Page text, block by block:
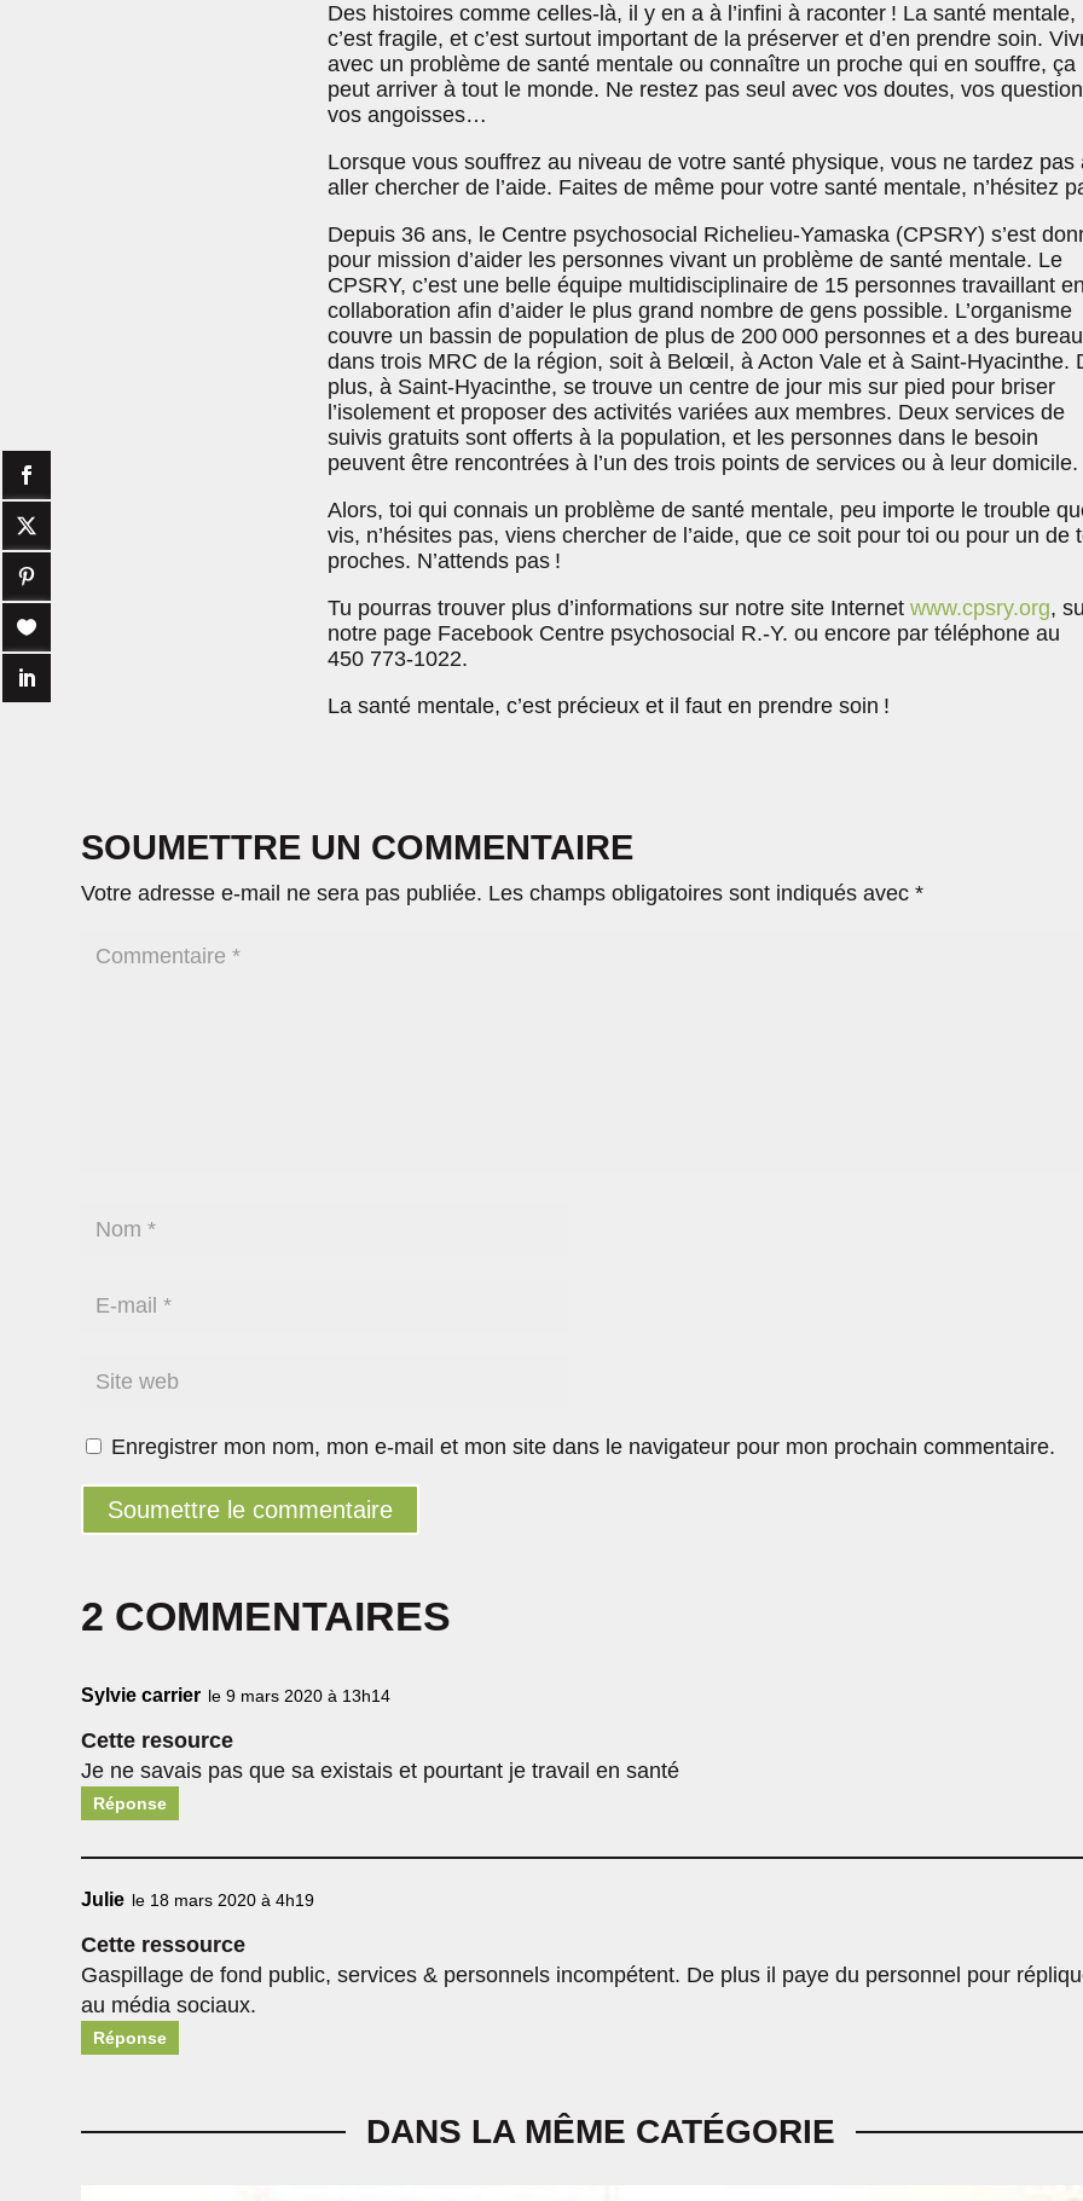
Des histoires comme celles-là, il y en a à l’infini à raconter ! La santé mentale,
c’est fragile, et c’est surtout important de la préserver et d’en prendre soin.
avec un problème de santé mentale ou connaître un proche qui en souffre, ça
peut arriver à tout le monde. Ne restez pas seul avec vos doutes, vos
vos angoisses…
Lorsque vous souffrez au niveau de votre santé physique, vous ne tardez pas
aller chercher de l’aide. Faites de même pour votre santé mentale, n’hésitez
Depuis 36 ans, le Centre psychosocial Richelieu-Yamaska (CPSRY) s’est
pour mission d’aider les personnes vivant un problème de santé mentale. Le
CPSRY, c’est une belle équipe multidisciplinaire de 15 personnes travaillant
collaboration afin d’aider le plus grand nombre de gens possible. L’organisme
couvre un bassin de population de plus de 200 000 personnes et a des
dans trois MRC de la région, soit à Belœil, à Acton Vale et à Saint-Hyacinthe.
plus, à Saint-Hyacinthe, se trouve un centre de jour mis sur pied pour briser
l’isolement et proposer des activités variées aux membres. Deux services de
suivis gratuits sont offerts à la population, et les personnes dans le besoin
peuvent être rencontrées à l’un des trois points de services ou à leur domicile.
Alors, toi qui connais un problème de santé mentale, peu importe le trouble
vis, n’hésites pas, viens chercher de l’aide, que ce soit pour toi ou pour un de
proches. N’attends pas !
Tu pourras trouver plus d’informations sur notre site Internet www.cpsry.org,
notre page Facebook Centre psychosocial R.-Y. ou encore par téléphone au
450 773-1022.
La santé mentale, c’est précieux et il faut en prendre soin !
2 COMMENTAIRES
Sylvie carrier le 9 mars 2020 à 13h14
Cette resource
Je ne savais pas que sa existais et pourtant je travail en santé
Réponse
Julie le 18 mars 2020 à 4h19
Cette ressource
Gaspillage de fond public, services & personnels incompétent. De plus il paye du personnel pour
au média sociaux.
Réponse
SOUMETTRE UN COMMENTAIRE
Votre adresse e-mail ne sera pas publiée. Les champs obligatoires sont indiqués avec*
Enregistrer mon nom, mon e-mail et mon site dans le navigateur pour mon prochain commentaire.
Soumettre le commentaire
DANS LA MÊME CATÉGORIE